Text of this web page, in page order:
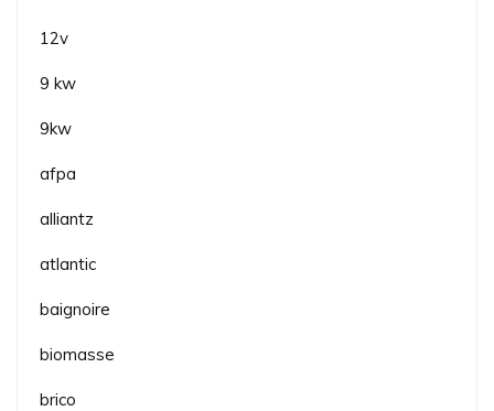
12v
9 kw
9kw
afpa
alliantz
atlantic
baignoire
biomasse
brico